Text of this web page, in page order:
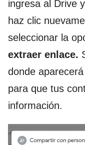
ingresa al Drive
haz clic
seleccionar la
extraer enlace.
donde
para que tus
información.